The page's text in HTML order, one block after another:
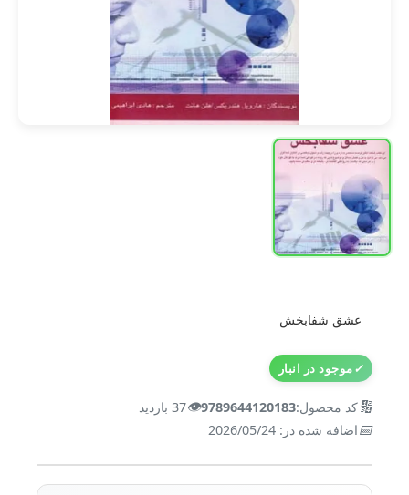
عشق شفابخش
✓موجود در انبار
🔢کد محصول:9789644120183
👁️37 بازدید
📅اضافه شده در: 2026/05/24